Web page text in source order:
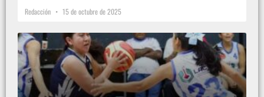
Redacción 15 de octubre de 2025